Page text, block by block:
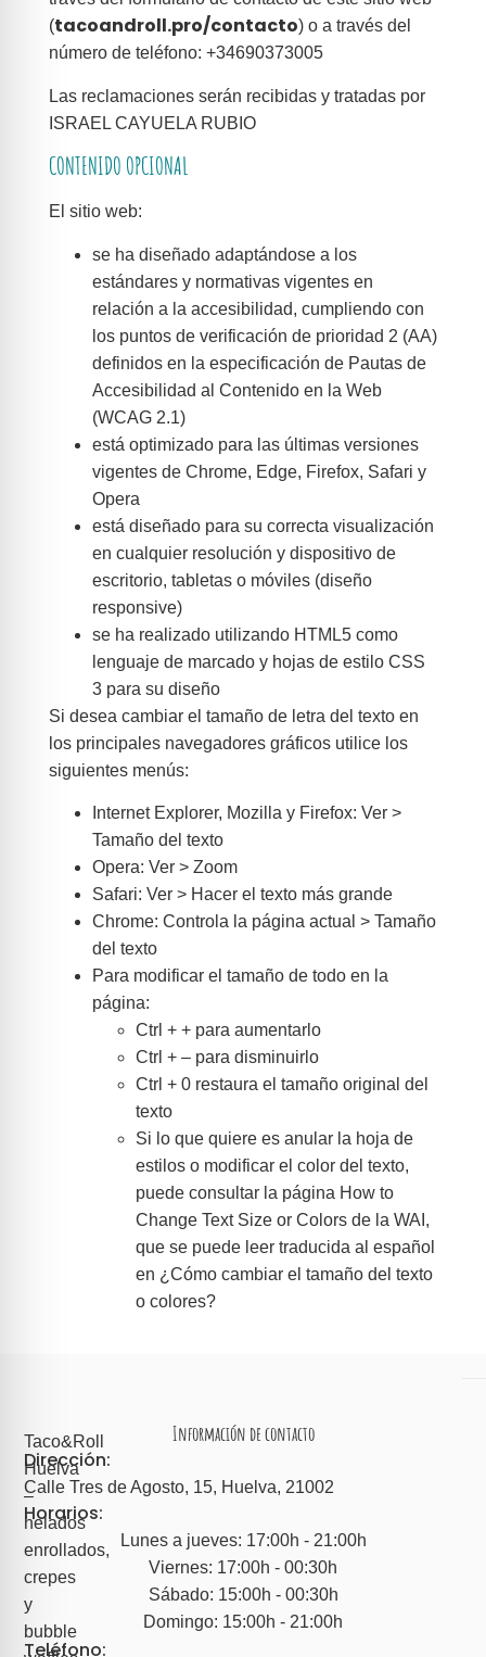
(tacoandroll.pro/contacto) o a través del
número de teléfono: +34690373005
Las reclamaciones serán recibidas y tratadas por
ISRAEL CAYUELA RUBIO
CONTENIDO OPCIONAL
El sitio web:
se ha diseñado adaptándose a los
estándares y normativas vigentes en
relación a la accesibilidad, cumpliendo con
los puntos de verificación de prioridad 2 (AA)
definidos en la especificación de Pautas de
Accesibilidad al Contenido en la Web
(WCAG 2.1)
está optimizado para las últimas versiones
vigentes de Chrome, Edge, Firefox, Safari y
Opera
está diseñado para su correcta visualización
en cualquier resolución y dispositivo de
escritorio, tabletas o móviles (diseño
responsive)
se ha realizado utilizando HTML5 como
lenguaje de marcado y hojas de estilo CSS
3 para su diseño
Si desea cambiar el tamaño de letra del texto en
los principales navegadores gráficos utilice los
siguientes menús:
Internet Explorer, Mozilla y Firefox: Ver >
Tamaño del texto
Opera: Ver > Zoom
Safari: Ver > Hacer el texto más grande
Chrome: Controla la página actual > Tamaño
del texto
Para modificar el tamaño de todo en la
página:
Ctrl + + para aumentarlo
Ctrl + – para disminuirlo
Ctrl + 0 restaura el tamaño original del
texto
Si lo que quiere es anular la hoja de
estilos o modificar el color del texto,
puede consultar la página How to
Change Text Size or Colors de la WAI,
que se puede leer traducida al español
en ¿Cómo cambiar el tamaño del texto
o colores?
Taco&Roll
Huelva
–
helados
enrollados,
crepes
y
bubble
Información de contacto
Dirección:
Calle Tres de Agosto, 15, Huelva, 21002​
Horarios:
Lunes a jueves: 17:00h - 21:00h
Viernes: 17:00h - 00:30h
Sábado: 15:00h - 00:30h
Domingo: 15:00h - 21:00h
Teléfono: